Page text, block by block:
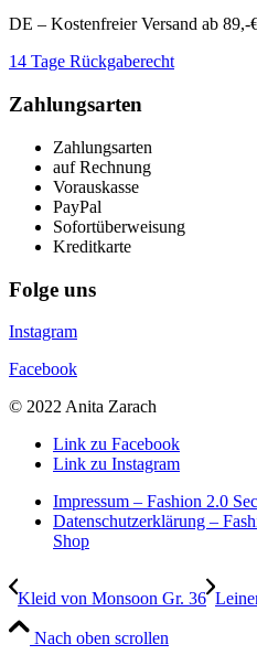
DE – Kostenfreier Versand ab 89,-
14 Tage Rückgaberecht
Zahlungsarten
Zahlungsarten
auf Rechnung
Vorauskasse
PayPal
Sofortüberweisung
Kreditkarte
Folge uns
Instagram
Facebook
© 2022 Anita Zarach
Link zu Facebook
Link zu Instagram
Impressum – Fashion 2.0
Datenschutzerklärung –
Shop
Kleid von Monsoon Gr. 36
Nach oben scrollen